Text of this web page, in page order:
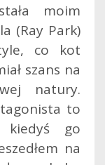
moim
(Ray Park)
co kot
szans na
natury.
to
kiedyś go
na